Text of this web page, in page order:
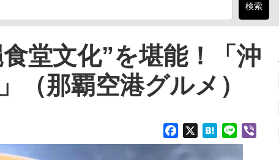
堂文化”を堪能！「沖
（那覇空港グルメ）
Facebook HatenaLine